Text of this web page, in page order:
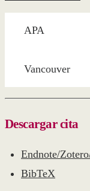
APA
Vancouver
Descargar cita
Endnote/
BibTeX